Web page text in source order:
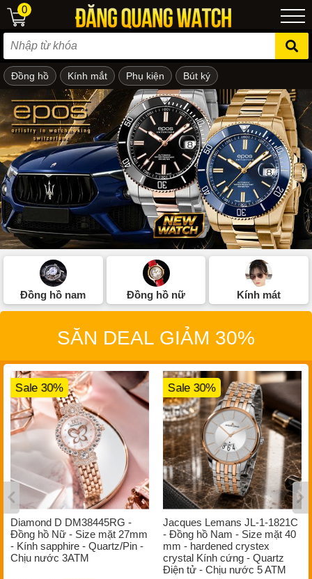
em
0
Đồng hồ Kính mắt Phụ kiện Bút ký
Đồng hồ nam Đồng hồ nữ Kính mát
SĂN DEAL GIẢM 30%
Sale 30%
Diamond D DM38445RG -
Đồng hồ Nữ - Size mặt 27mm
- Kính sapphire - Quartz/Pin -
Chịu nước 3ATM
Sale 30%
Jacques Lemans JL-1-1821C
- Đồng hồ Nam - Size mặt 40
mm - hardened crystex
crystal Kính cứng - Quartz
Điện tử - Chịu nước 5 ATM